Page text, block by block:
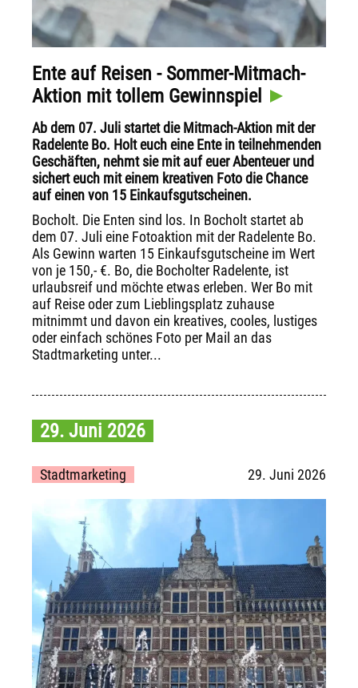
Ente auf Reisen - Sommer-Mitmach-
Aktion mit tollem Gewinnspiel
Ab dem 07. Juli startet die Mitmach-Aktion mit der
Radelente Bo. Holt euch eine Ente in teilnehmenden
Geschäften, nehmt sie mit auf euer Abenteuer und
sichert euch mit einem kreativen Foto die Chance
auf einen von 15 Einkaufsgutscheinen.
Bocholt. Die Enten sind los. In Bocholt startet ab
dem 07. Juli eine Fotoaktion mit der Radelente Bo.
Als Gewinn warten 15 Einkaufsgutscheine im Wert
von je 150,- €. Bo, die Bocholter Radelente, ist
urlaubsreif und möchte etwas erleben. Wer Bo mit
auf Reise oder zum Lieblingsplatz zuhause
mitnimmt und davon ein kreatives, cooles, lustiges
oder einfach schönes Foto per Mail an das
Stadtmarketing unter...
29. Juni 2026
Stadtmarketing 29. Juni 2026